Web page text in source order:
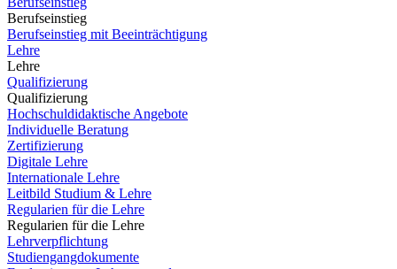
Berufseinstieg
Berufseinstieg mit Beeinträchtigung
Lehre
Lehre
Qualifizierung
Qualifizierung
Hochschuldidaktische Angebote
Individuelle Beratung
Zertifizierung
Digitale Lehre
Internationale Lehre
Leitbild Studium & Lehre
Regularien für die Lehre
Regularien für die Lehre
Lehrverpflichtung
Studiengangdokumente